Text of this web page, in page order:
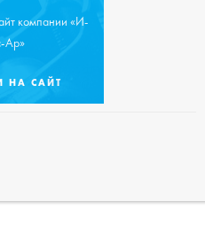
компании «И-
Ар»
НА САЙТ